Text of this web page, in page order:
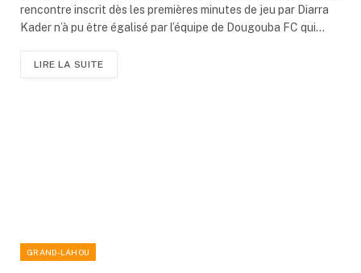
rencontre inscrit dès les premières minutes de jeu par Diarra
Kader n’à pu être égalisé par l’équipe de Dougouba FC qui…
LIRE LA SUITE
GRAND-LAHOU